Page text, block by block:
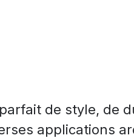
de style, de
applications